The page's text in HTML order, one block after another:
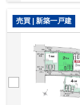
売買 | 新築一戸建